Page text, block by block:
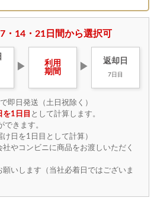
・14・21日間から選択可
▶
利用
期間
▶
返却日
7日目
即日発送（土日祝除く）
を1日目 として計算します。
できます。
日を1日目として計算）
やコンビニに商品をお渡しいただく
願いします（当社必着日ではございま